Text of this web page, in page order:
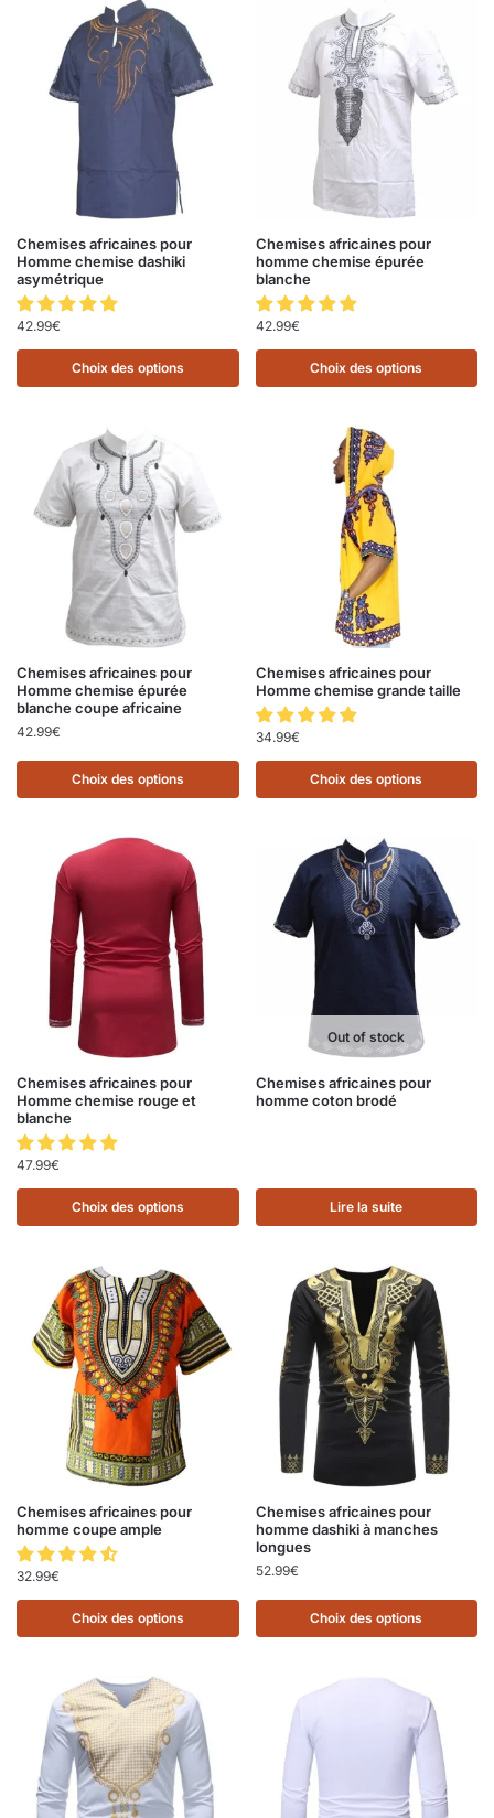
Chemises africaines pour
Homme chemise dashiki
asymétrique
42.99€
Choix des options
Chemises africaines pour
homme chemise épurée
blanche
42.99€
Choix des options
Chemises africaines pour
Homme chemise épurée
blanche coupe africaine
42.99€
Choix des options
Chemises africaines pour
Homme chemise grande taille
34.99€
Choix des options
Chemises africaines pour
Homme chemise rouge et
blanche
47.99€
Choix des options
Out of stock
Chemises africaines pour
homme coton brodé
Lire la suite
Chemises africaines pour
homme coupe ample
32.99€
Choix des options
Chemises africaines pour
homme dashiki à manches
longues
52.99€
Choix des options